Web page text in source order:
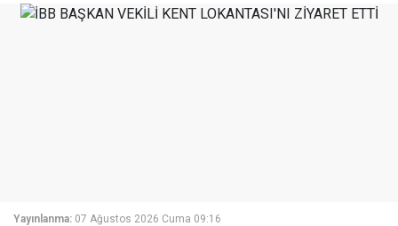
Yayınlanma: 07 Ağustos 2026 Cuma 09:16